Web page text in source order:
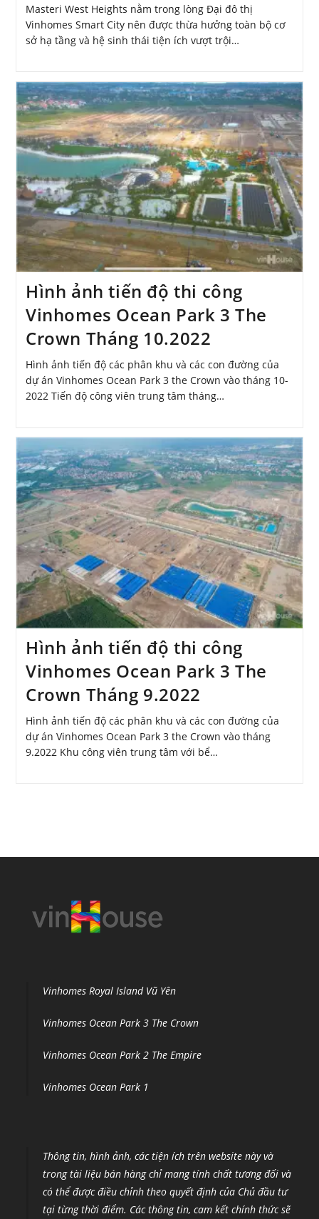
Masteri West Heights nằm trong lòng Đại đô thị
Vinhomes Smart City nên được thừa hưởng toàn bộ cơ
sở hạ tầng và hệ sinh thái tiện ích vượt trội…
Hình ảnh tiến độ thi công
Vinhomes Ocean Park 3 The
Crown Tháng 10.2022
Hình ảnh tiến độ các phân khu và các con đường của
dự án Vinhomes Ocean Park 3 the Crown vào tháng 10-
2022 Tiến độ công viên trung tâm tháng…
Hình ảnh tiến độ thi công
Vinhomes Ocean Park 3 The
Crown Tháng 9.2022
Hình ảnh tiến độ các phân khu và các con đường của
dự án Vinhomes Ocean Park 3 the Crown vào tháng
9.2022 Khu công viên trung tâm với bể…
Vinhomes Royal Island Vũ Yên
Vinhomes Ocean Park 3 The Crown
Vinhomes Ocean Park 2 The Empire
Vinhomes Ocean Park 1
Thông tin, hình ảnh, các tiện ích trên website này và
trong tài liệu bán hàng chỉ mang tính chất tương đối và
có thể được điều chỉnh theo quyết định của Chủ đầu tư
tại từng thời điểm. Các thông tin, cam kết chính thức sẽ